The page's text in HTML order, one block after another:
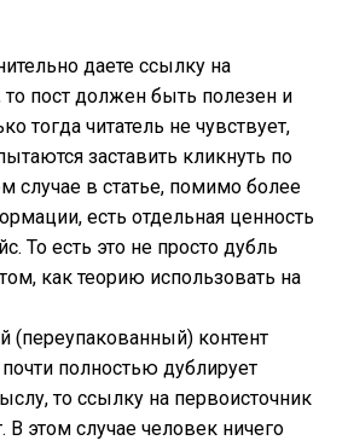
даете ссылку на
то пост должен быть полезен и
тогда читатель не чувствует,
заставить кликнуть по
случае в статье, помимо более
есть отдельная ценность
То есть это не просто дубль
как теорию использовать на
(переупакованный) контент
полностью дублирует
то ссылку на первоисточник
В этом случае человек ничего